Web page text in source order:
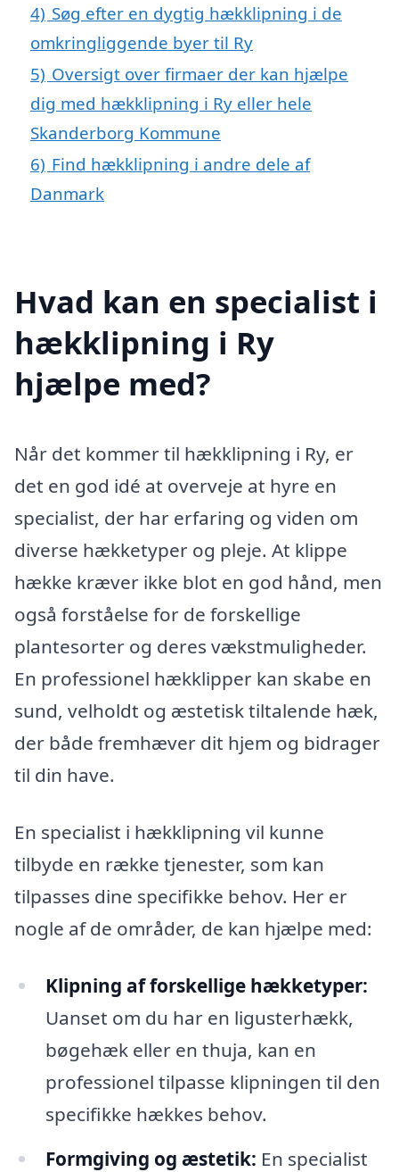
4) Søg efter en dygtig hækklipning i de
omkringliggende byer til Ry
5) Oversigt over firmaer der kan hjælpe
dig med hækklipning i Ry eller hele
Skanderborg Kommune
6) Find hækklipning i andre dele af
Danmark
Hvad kan en specialist i
hækklipning i Ry
hjælpe med?
Når det kommer til hækklipning i Ry, er
det en god idé at overveje at hyre en
specialist, der har erfaring og viden om
diverse hækketyper og pleje. At klippe
hække kræver ikke blot en god hånd, men
også forståelse for de forskellige
plantesorter og deres vækstmuligheder.
En professionel hækklipper kan skabe en
sund, velholdt og æstetisk tiltalende hæk,
der både fremhæver dit hjem og bidrager
til din have.
En specialist i hækklipning vil kunne
tilbyde en række tjenester, som kan
tilpasses dine specifikke behov. Her er
nogle af de områder, de kan hjælpe med:
Klipning af forskellige hækketyper:
Uanset om du har en ligusterhækk,
bøgehæk eller en thuja, kan en
professionel tilpasse klipningen til den
specifikke hækkes behov.
Formgiving og æstetik: En specialist